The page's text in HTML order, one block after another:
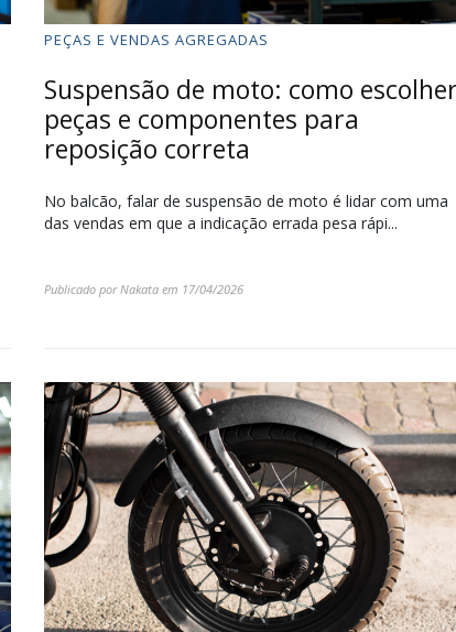
PEÇAS E VENDAS AGREGADAS
Suspensão de moto: como
peças e componentes para
reposição correta
No balcão, falar de suspensão de moto é lidar com uma
das vendas em que a indicação errada pesa rápi...
Publicado porNakata em 17/04/2026